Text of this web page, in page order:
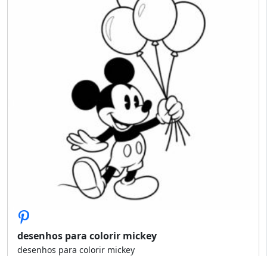
desenhos para colorir mickey
desenhos para colorir mickey